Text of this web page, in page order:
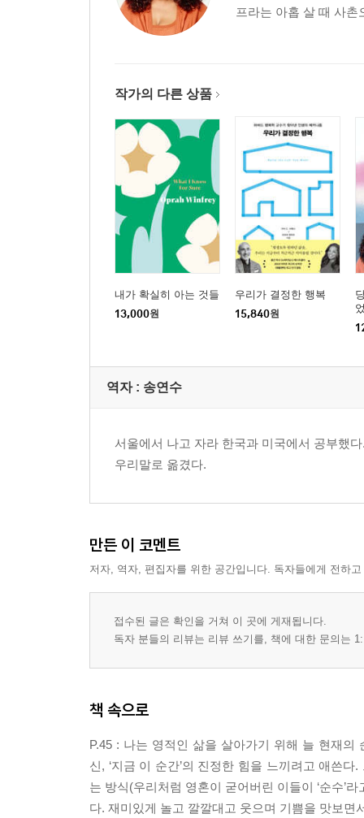
프라는 아홉 살 때 사
작가의 다른 상품
내가 확실히 아는 것들
13,000원
우리가 결정한 행복
15,840원
역자 : 송연수
서울에서 나고 자라 한국과 미국에서 공부했
우리말로 옮겼다.
만든 이 코멘트
저자, 역자, 편집자를 위한 공간입니다. 독자들에게 전하
접수된 글은 확인을 거쳐 이 곳에 게재됩니다.
독자 분들의 리뷰는 리뷰 쓰기를, 책에 대한 문의는
책 속으로
P.45 : 나는 영적인 삶을 살아가기 위해 늘 현재
신, ‘지금 이 순간’의 진정한 힘을 느끼려고 애쓴
는 방식(우리처럼 영혼이 굳어버린 이들이 ‘순수’
다. 재미있게 놀고 깔깔대고 웃으며 기쁨을 맛보면